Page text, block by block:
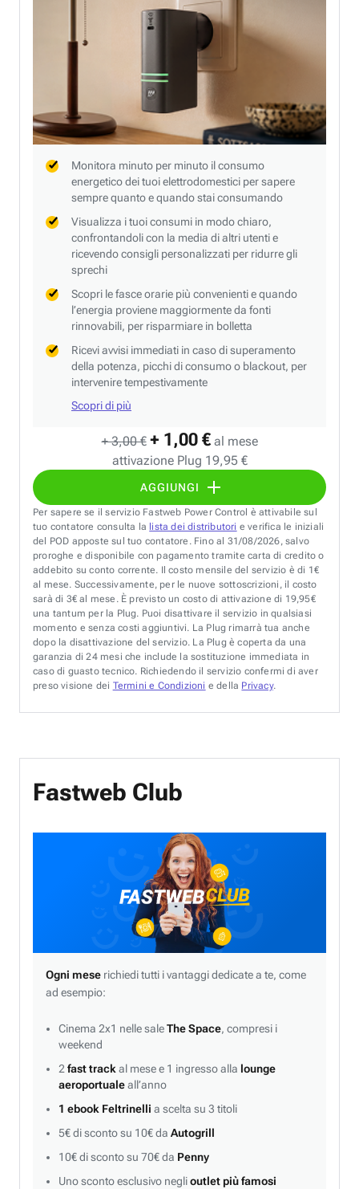
+ 3,00 € + 1,00 € al mese
attivazione Plug 19,95 €
AGGIUNGI
Monitora minuto per minuto il consumo
energetico dei tuoi elettrodomestici per sapere
sempre quanto e quando stai consumando
Visualizza i tuoi consumi in modo chiaro,
confrontandoli con la media di altri utenti e
ricevendo consigli personalizzati per ridurre gli
sprechi
Scopri le fasce orarie più convenienti e quando
l’energia proviene maggiormente da fonti
rinnovabili, per risparmiare in bolletta
Ricevi avvisi immediati in caso di superamento
della potenza, picchi di consumo o blackout, per
intervenire tempestivamente
Scopri di più
Per sapere se il servizio Fastweb Power Control è attivabile sul
tuo contatore consulta la lista dei distributori e verifica le iniziali
del POD apposte sul tuo contatore. Fino al 31/08/2026, salvo
proroghe e disponibile con pagamento tramite carta di credito o
addebito su conto corrente. Il costo mensile del servizio è di 1€
al mese. Successivamente, per le nuove sottoscrizioni, il costo
sarà di 3€ al mese. È previsto un costo di attivazione di 19,95€
una tantum per la Plug. Puoi disattivare il servizio in qualsiasi
momento e senza costi aggiuntivi. La Plug rimarrà tua anche
dopo la disattivazione del servizio. La Plug è coperta da una
garanzia di 24 mesi che include la sostituzione immediata in
caso di guasto tecnico. Richiedendo il servizio confermi di aver
preso visione dei Termini e Condizioni e della Privacy.
Fastweb Club
Ogni mese richiedi tutti i vantaggi dedicate a te, come
ad esempio:
Cinema 2x1 nelle saleThe Space, compresi i
weekend
2 fast track al mese e 1 ingresso alla lounge
aeroportualeall’anno
1 ebook Feltrinelli a scelta su 3 titoli
5€ di sconto su 10€ da Autogrill
10€ di sconto su 70€ da Penny
Uno sconto esclusivo neglioutlet più famosi